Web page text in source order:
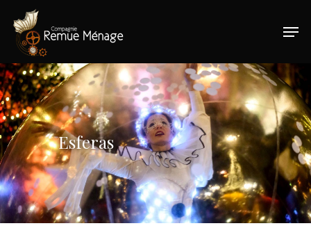
Hit enter to search or ESC to close
Esferas